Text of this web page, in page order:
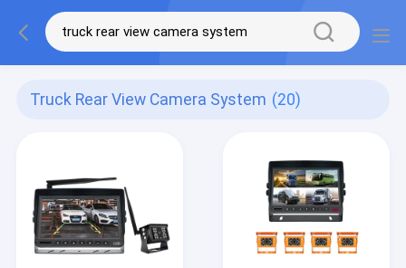
Truck Rear View Camera System (20)